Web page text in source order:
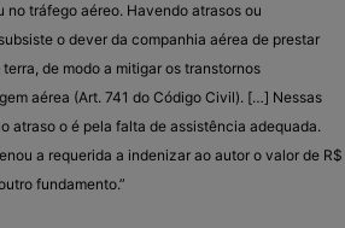
tráfego aéreo. Havendo atrasos ou
o dever da companhia aérea de prestar
de modo a mitigar os transtornos
aérea (Art. 741 do Código Civil). […] Nessas
atraso o é pela falta de assistência adequada.
a requerida a indenizar ao autor o valor de R$
fundamento.”